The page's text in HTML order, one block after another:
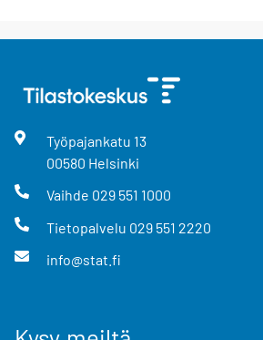
Työpajankatu 13
00580 Helsinki
Vaihde 029 551 1000
Tietopalvelu 029 551 2220
info@stat.fi